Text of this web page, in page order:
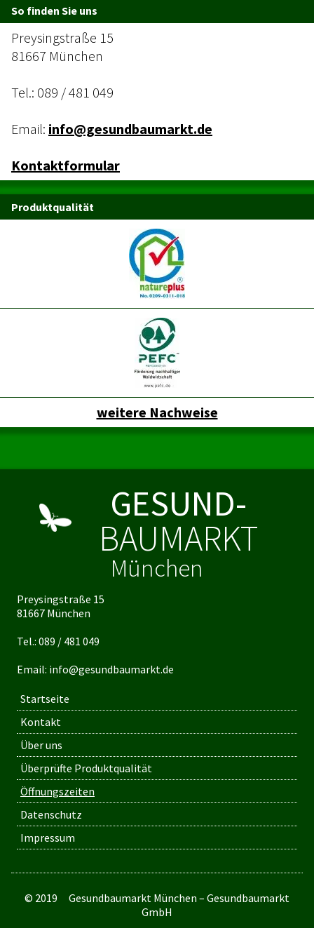
So finden Sie uns
Preysingstraße 15
81667 München
Tel.: 089 / 481 049
Email: info@gesundbaumarkt.de
Kontaktformular
Produktqualität
weitere Nachweise
GESUND-
BAUMARKT
München
Preysingstraße 15
81667 München
Tel.: 089 / 481 049
Email: info@gesundbaumarkt.de
Startseite
Kontakt
Über uns
Überprüfte Produktqualität
Öffnungszeiten
Datenschutz
Impressum
© 2019 Gesundbaumarkt München – Gesundbaumarkt
GmbH